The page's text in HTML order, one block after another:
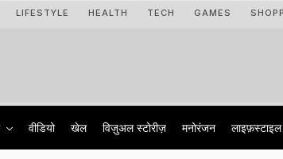
LIFESTYLE HEALTH TECH GAMES
वीडियो खेल विज़ुअल स्टोरीज़ मनोरंजन लाइफ़स्टाइल